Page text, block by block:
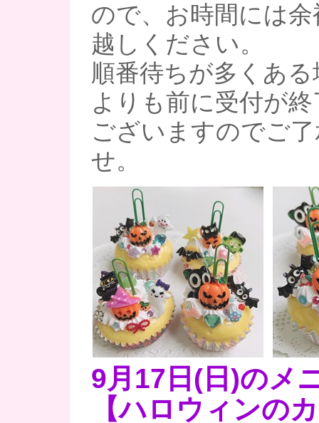
ので、お時間には
越しください。
順番待ちが多くあ
よりも前に受付が
ございますのでご
せ。
9月17日(日)のメ
【ハロウィンの